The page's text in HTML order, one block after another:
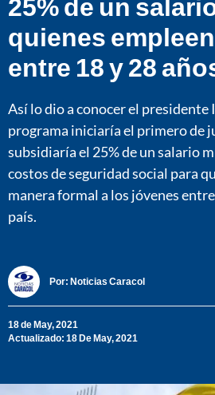
quienes
entre 18 y 28
Así lo dio a conocer el presidente
programa iniciaría el primero de
subsidiaría el 25% de un salario
costos de seguridad social para
manera formal a los jóvenes
país.
Por: Noticias Caracol
18 de May, 2021
Actualizado: 18 De May, 2021